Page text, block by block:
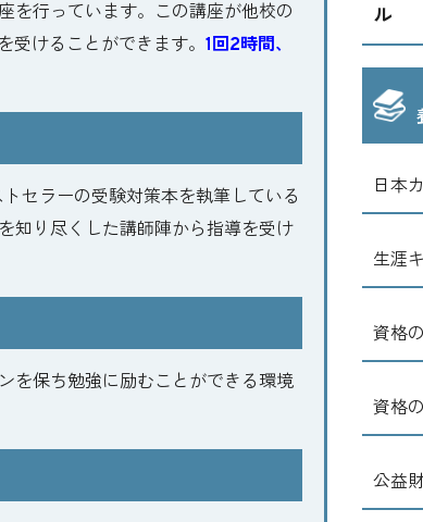
を行っています。この講座が他校の
けることができます。 1回2時間、
セラーの受験対策本を執筆している
知り尽くした講師陣から指導を受け
を保ち勉強に励むことができる環境
ル
日本
生涯
資格
資格
公益